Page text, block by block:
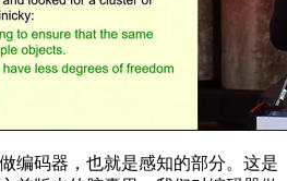
码器，也就是感知的部分。这是